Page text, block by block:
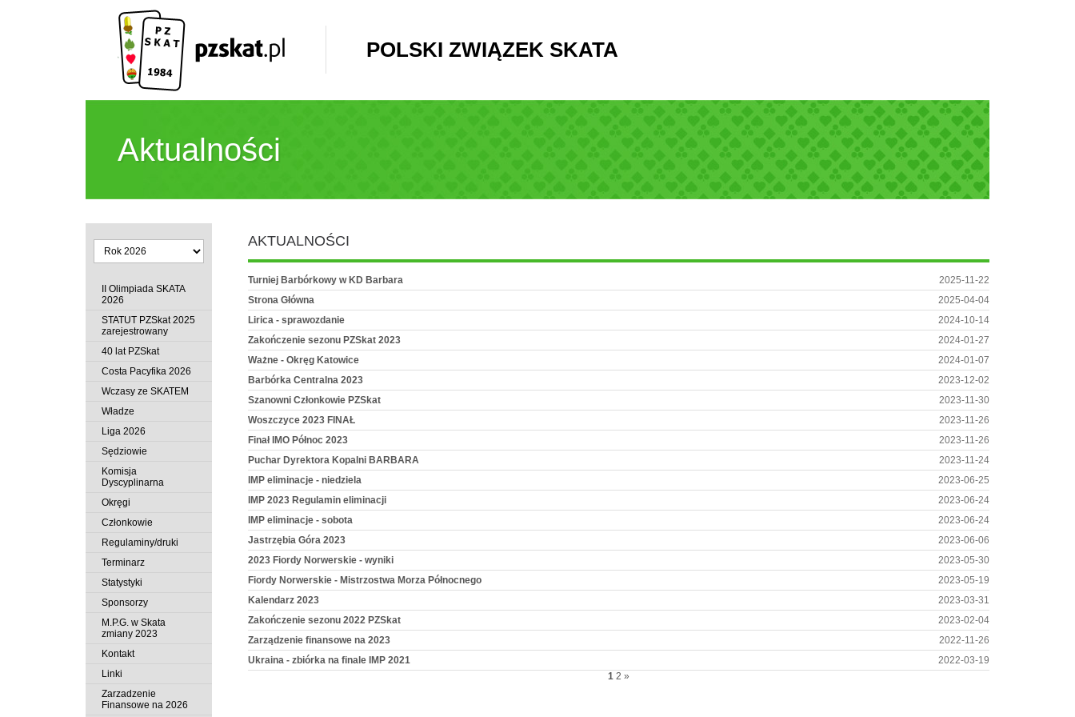
POLSKI ZWIĄZEK SKATA
Aktualności
II Olimpiada SKATA
2026
STATUT PZSkat 2025
zarejestrowany
40 lat PZSkat
Costa Pacyfika 2026
Wczasy ze SKATEM
Władze
Liga 2026
Sędziowie
Komisja
Dyscyplinarna
Okręgi
Członkowie
Regulaminy/druki
Terminarz
Statystyki
Sponsorzy
M.P.G. w Skata
zmiany 2023
Kontakt
Linki
Zarzadzenie
Finansowe na 2026
AKTUALNOŚCI
Turniej Barbórkowy w KD Barbara
2025-11-22
Strona Główna
2025-04-04
Lirica - sprawozdanie
2024-10-14
Zakończenie sezonu PZSkat 2023
2024-01-27
Ważne - Okręg Katowice
2024-01-07
Barbórka Centralna 2023
2023-12-02
Szanowni Członkowie PZSkat
2023-11-30
Woszczyce 2023 FINAŁ
2023-11-26
Finał IMO Północ 2023
2023-11-26
Puchar Dyrektora Kopalni BARBARA
2023-11-24
IMP eliminacje - niedziela
2023-06-25
IMP 2023 Regulamin eliminacji
2023-06-24
IMP eliminacje - sobota
2023-06-24
Jastrzębia Góra 2023
2023-06-06
2023 Fiordy Norwerskie - wyniki
2023-05-30
Fiordy Norwerskie - Mistrzostwa Morza Północnego
2023-05-19
Kalendarz 2023
2023-03-31
Zakończenie sezonu 2022 PZSkat
2023-02-04
Zarządzenie finansowe na 2023
2022-11-26
Ukraina - zbiórka na finale IMP 2021
2022-03-19
1 2 »